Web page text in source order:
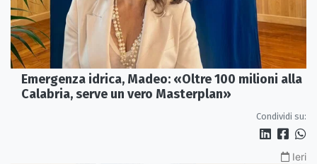
Emergenza idrica, Madeo: «Oltre 100 milioni alla
Calabria, serve un vero Masterplan»
Condividi su:
Ieri